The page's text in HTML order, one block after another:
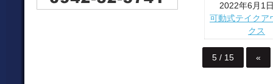
2022年6月1
可動式テイクア
クス
5 / 15 «